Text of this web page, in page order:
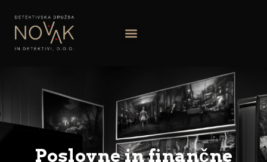
Poslovne in finančne